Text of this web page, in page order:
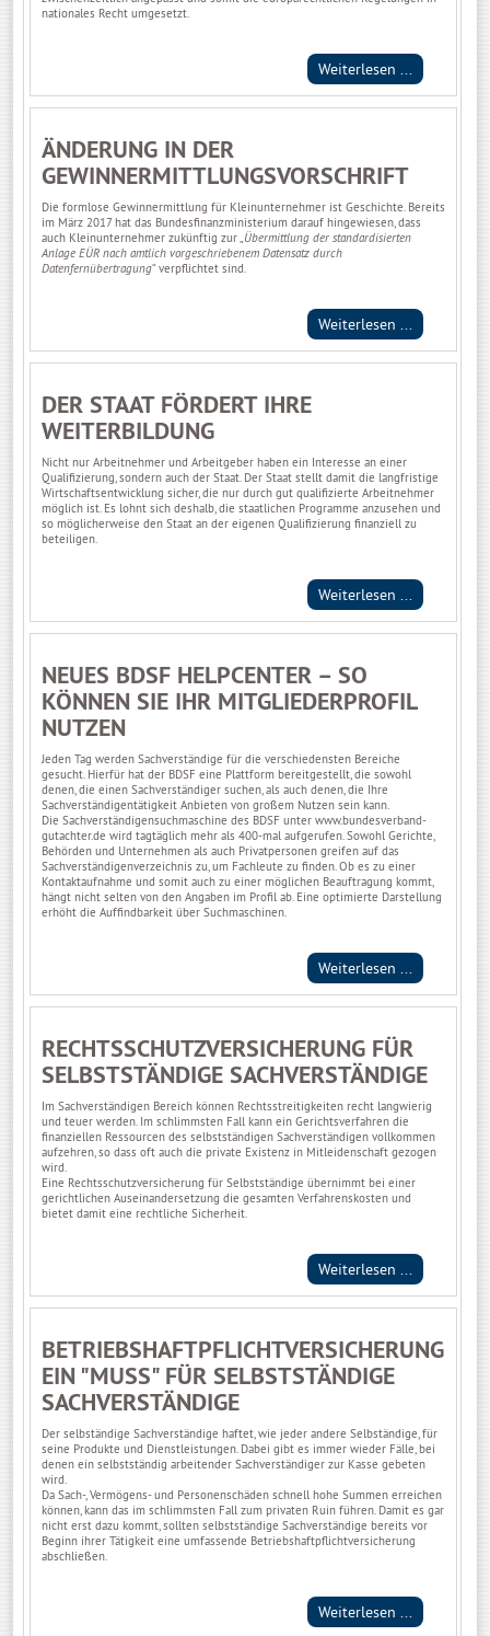
nationales Recht umgesetzt.
Weiterlesen ...
ÄNDERUNG IN DER
GEWINNERMITTLUNGSVORSCHRIFT
Die formlose Gewinnermittlung für Kleinunternehmer ist Geschichte. Bereits
im März 2017 hat das Bundesfinanzministerium darauf hingewiesen, dass
auch Kleinunternehmer zukünftig zur „ Übermittlung der standardisierten
Anlage EÜR nach amtlich vorgeschriebenem Datensatz durch
Datenfernübertragung“ verpflichtet sind.
Weiterlesen ...
DER STAAT FÖRDERT IHRE
WEITERBILDUNG
Nicht nur Arbeitnehmer und Arbeitgeber haben ein Interesse an einer
Qualifizierung, sondern auch der Staat. Der Staat stellt damit die langfristige
Wirtschaftsentwicklung sicher, die nur durch gut qualifizierte Arbeitnehmer
möglich ist. Es lohnt sich deshalb, die staatlichen Programme anzusehen und
so möglicherweise den Staat an der eigenen Qualifizierung finanziell zu
beteiligen.
Weiterlesen ...
NEUES BDSF HELPCENTER – SO
KÖNNEN SIE IHR MITGLIEDERPROFIL
NUTZEN
Jeden Tag werden Sachverständige für die verschiedensten Bereiche
gesucht. Hierfür hat der BDSF eine Plattform bereitgestellt, die sowohl
denen, die einen Sachverständiger suchen, als auch denen, die Ihre
Sachverständigentätigkeit Anbieten von großem Nutzen sein kann.
Die Sachverständigensuchmaschine des BDSF unter www.bundesverband-
gutachter.de wird tagtäglich mehr als 400-mal aufgerufen. Sowohl Gerichte,
Behörden und Unternehmen als auch Privatpersonen greifen auf das
Sachverständigenverzeichnis zu, um Fachleute zu finden. Ob es zu einer
Kontaktaufnahme und somit auch zu einer möglichen Beauftragung kommt,
hängt nicht selten von den Angaben im Profil ab. Eine optimierte Darstellung
erhöht die Auffindbarkeit über Suchmaschinen.
Weiterlesen ...
RECHTSSCHUTZVERSICHERUNG FÜR
SELBSTSTÄNDIGE SACHVERSTÄNDIGE
Im Sachverständigen Bereich können Rechtsstreitigkeiten recht langwierig
und teuer werden. Im schlimmsten Fall kann ein Gerichtsverfahren die
finanziellen Ressourcen des selbstständigen Sachverständigen vollkommen
aufzehren, so dass oft auch die private Existenz in Mitleidenschaft gezogen
wird.
Eine Rechtsschutzversicherung für Selbstständige übernimmt bei einer
gerichtlichen Auseinandersetzung die gesamten Verfahrenskosten und
bietet damit eine rechtliche Sicherheit.
Weiterlesen ...
BETRIEBSHAFTPFLICHTVERSICHERUNG
EIN "MUSS" FÜR SELBSTSTÄNDIGE
SACHVERSTÄNDIGE
Der selbständige Sachverständige haftet, wie jeder andere Selbständige, für
seine Produkte und Dienstleistungen. Dabei gibt es immer wieder Fälle, bei
denen ein selbstständig arbeitender Sachverständiger zur Kasse gebeten
wird.
Da Sach-, Vermögens- und Personenschäden schnell hohe Summen erreichen
können, kann das im schlimmsten Fall zum privaten Ruin führen. Damit es gar
nicht erst dazu kommt, sollten selbstständige Sachverständige bereits vor
Beginn ihrer Tätigkeit eine umfassende Betriebshaftpflichtversicherung
abschließen.
Weiterlesen ...